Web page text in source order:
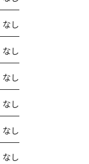
なし
なし
なし
なし
なし
なし